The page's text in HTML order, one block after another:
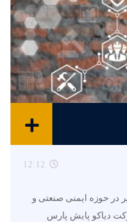
12:12
حوزه ایمنی صنعتی و
پایش پارس